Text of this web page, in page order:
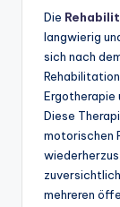
Die
langwierig
sich nach
Ergotherapie
Diese
motorischen
mehreren